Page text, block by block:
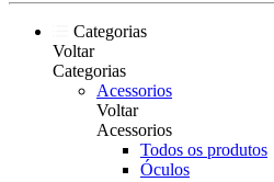
Categorias
Voltar
Categorias
Acessorios
Voltar
Acessorios
Todos os produtos
Óculos